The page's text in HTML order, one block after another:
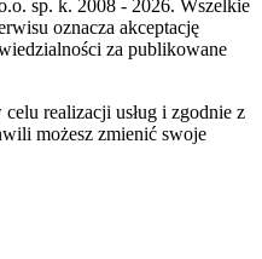
sp. k. 2008 - 2026. Wszelkie
oznacza akceptację
za publikowane
realizacji usług i zgodnie z
możesz zmienić swoje